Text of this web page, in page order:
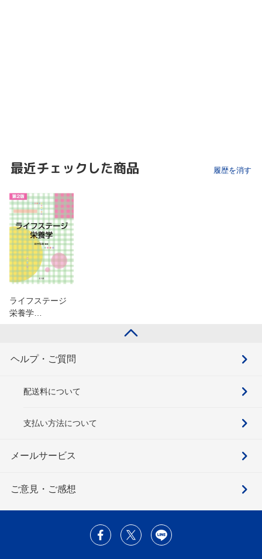
最近チェックした商品 履歴を消す
ライフステージ
栄養学…
ヘルプ・ご質問
配送料について
支払い方法について
メールサービス
ご意見・ご感想